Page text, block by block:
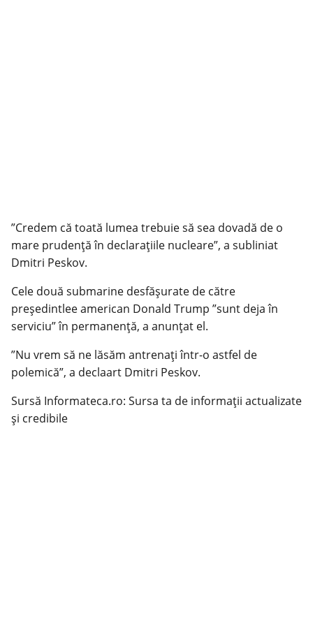
”Credem că toată lumea trebuie să sea dovadă de o
mare prudenţă în declaraţiile nucleare”, a subliniat
Dmitri Peskov.
Cele două submarine desfăşurate de către
preşedintlee american Donald Trump ”sunt deja în
serviciu” în permanenţă, a anunţat el.
”Nu vrem să ne lăsăm antrenaţi într-o astfel de
polemică”, a declaart Dmitri Peskov.
Sursă Informateca.ro: Sursa ta de informații actualizate
și credibile